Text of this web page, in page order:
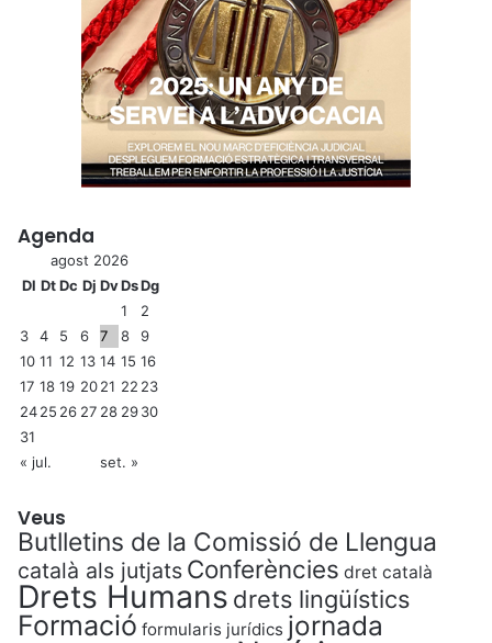
Agenda
agost 2026
Dl DtDc Dj DvDsDg
1
2
3
4 5 6 7 8
9
10 11 12 13 14 15 16
17 18 19 2021 22 23
2425 26 27 28 2930
31
« jul.
set. »
Veus
Butlletins de la Comissió de Llengua
català als jutjats Conferències dret català
Drets Humans drets lingüístics
Formació formularis jurídics jornada